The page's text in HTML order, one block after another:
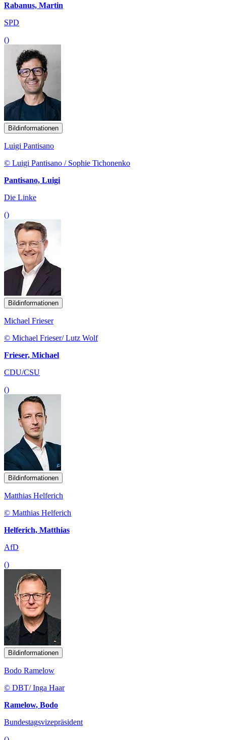
Rabanus, Martin
SPD
()
Bildinformationen
Luigi Pantisano
© Luigi Pantisano / Sophie Tichonenko
Pantisano, Luigi
Die Linke
()
Bildinformationen
Michael Frieser
© Michael Frieser/ Lutz Wolf
Frieser, Michael
CDU/CSU
()
Bildinformationen
Matthias Helferich
© Matthias Helferich
Helferich, Matthias
AfD
()
Bildinformationen
Bodo Ramelow
© DBT/ Inga Haar
Ramelow, Bodo
Bundestagsvizepräsident